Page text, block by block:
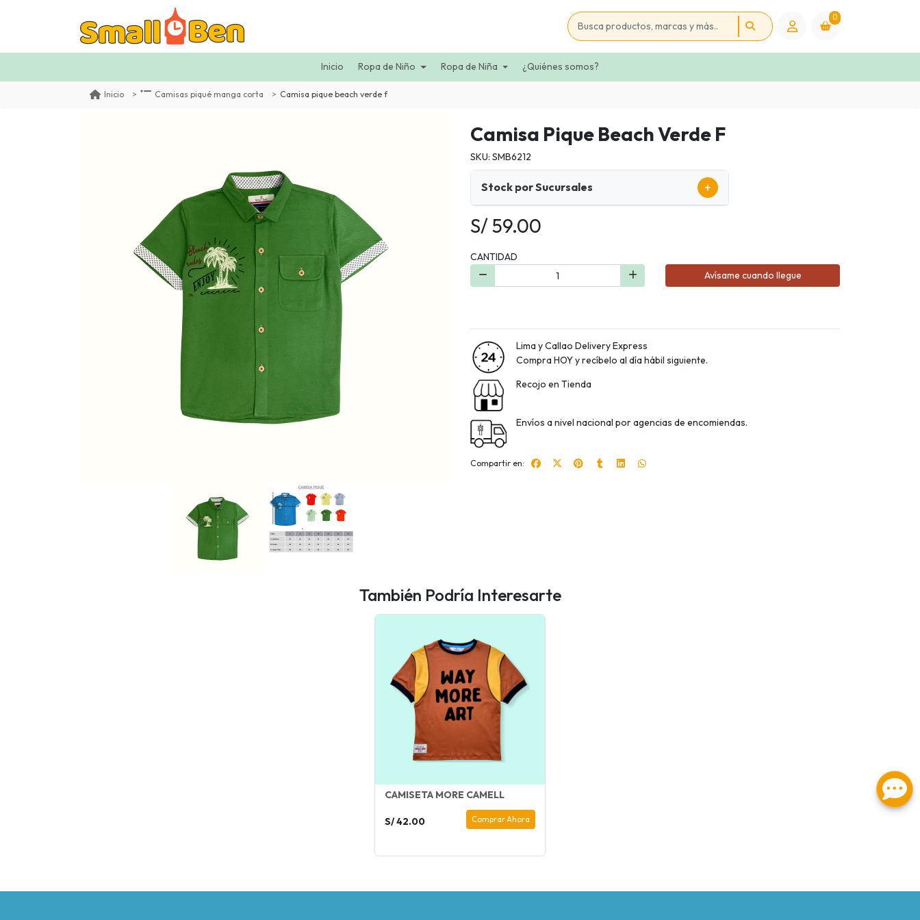
0
Inicio Ropa de Niño Ropa de Niña ¿Quiénes somos?
Inicio Camisas piqué manga corta Camisa pique beach verde f
Camisa Pique Beach Verde F
SKU: SMB6212
Stock por Sucursales +
S/ 59.00
CANTIDAD
Avísame cuando llegue
Lima y Callao Delivery Express
Compra HOY y recíbelo al día hábil siguiente.
Recojo en Tienda
Envíos a nivel nacional por agencias de encomiendas.
Compartir en:
También Podría Interesarte
CAMISETA MORE CAMELL
S/ 42.00 Comprar Ahora